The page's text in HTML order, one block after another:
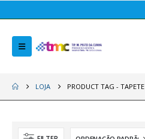
LOJA PRODUCT TAG -TAPETE